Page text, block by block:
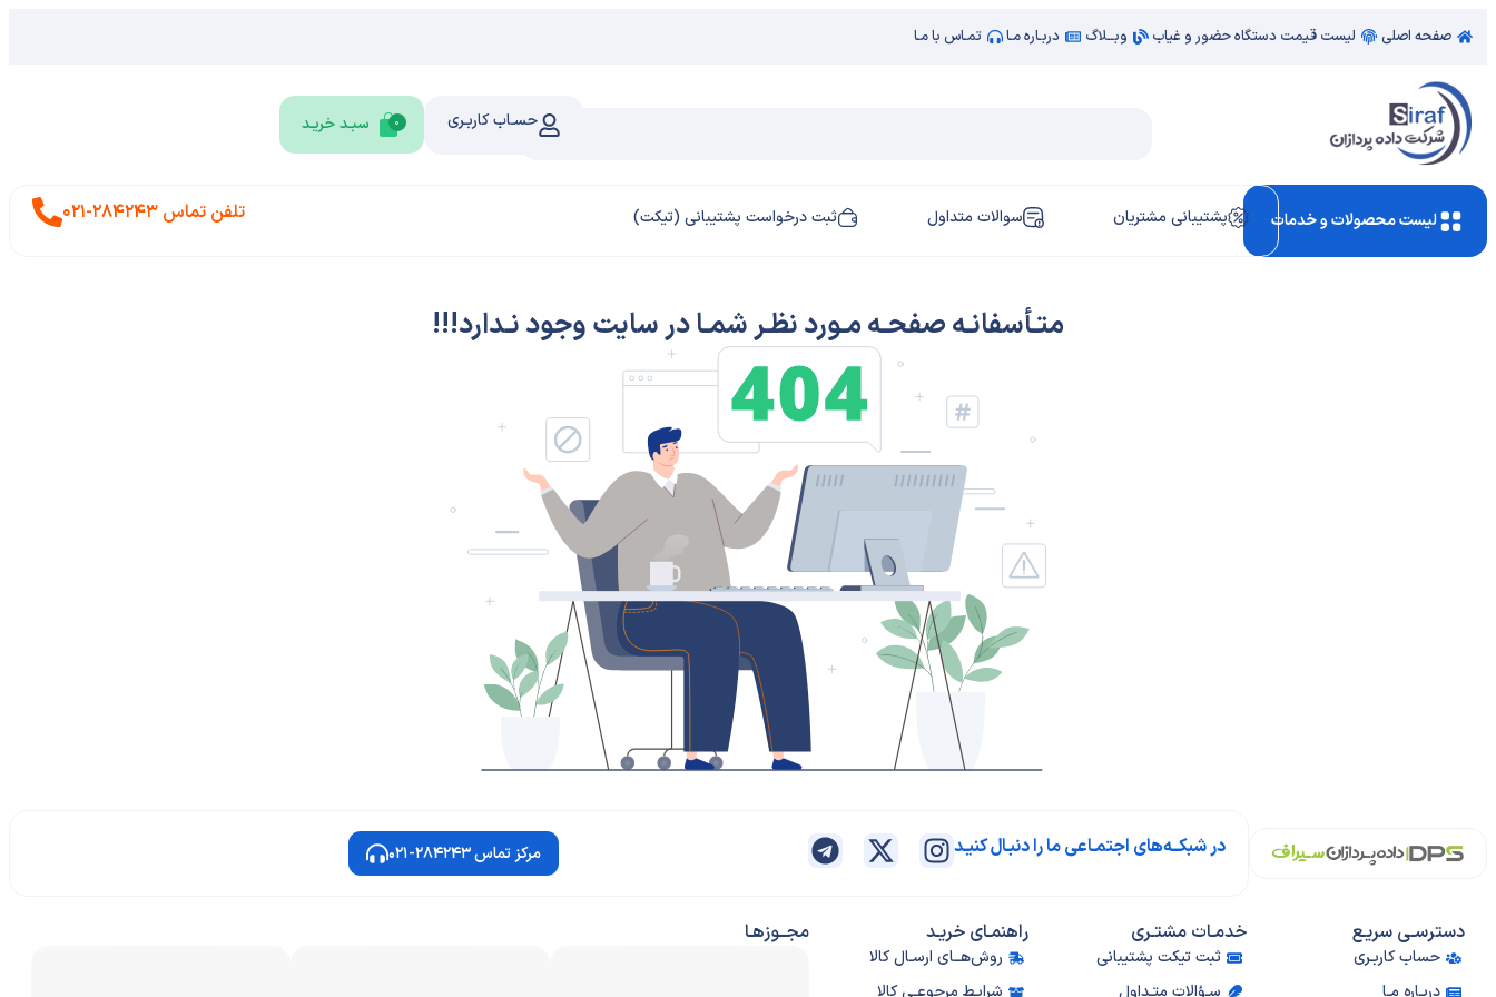
صفحه اصلی لیست قیمت دستگاه حضور و غیاب وبــلاگ دربـاره مـا تمـاس با مـا
حسـاب کاربـری 0
لیست محصولات و خدمات پشتیبانی مشتریان سوالات متداول ثبت درخواست پشتیبانی (تیکت) تلفن تماس 284243-021
متـأسفانـه صفحـه مـورد نظـر شمـا در سایت وجود نـدارد!!!
در شبکــه‌های اجتمـاعی ما را دنبـال کنیـد مرکز تماس 284243-021
دسترسـی سریـع
حساب کاربـری
خدمـات مشتـری
ثبت تیکت پشتیبانی
راهنمـای خریـد
روش‌هــای ارسـال کالا
مجــوزهـا